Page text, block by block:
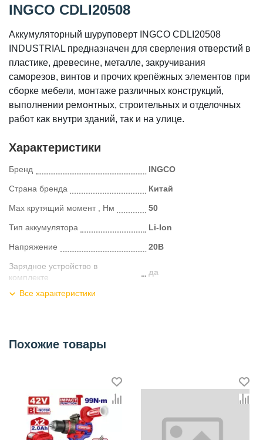
INGCO CDLI20508
Аккумуляторный шуруповерт INGCO CDLI20508
INDUSTRIAL предназначен для сверления отверстий в
пластике, древесине, металле, закручивания
саморезов, винтов и прочих крепёжных элементов при
сборке мебели, монтаже различных конструкций,
выполнении ремонтных, строительных и отделочных
работ как внутри зданий, так и на улице.
Характеристики
Бренд INGCO
Страна бренда Китай
Max крутящий момент , Нм 50
Тип аккумулятора Li-Ion
Напряжение 20В
Зарядное устройство в
комплекте
да
Тип двигателя
Категория
Все характеристики
Похожие товары